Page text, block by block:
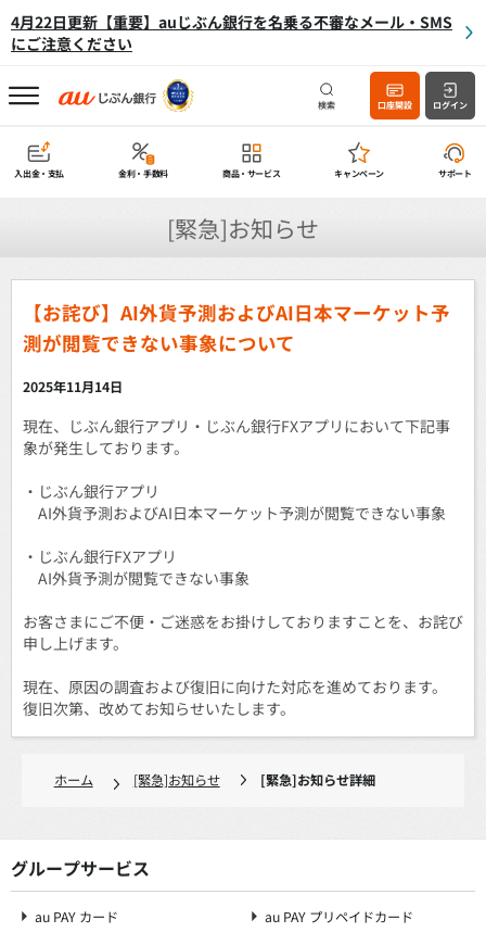
4月22日更新【重要】auじぶん銀行を名乗る不審なメール・SMS
にご注意ください
検索 口座開設 ログイン
入出金・支払 金利・手数料 商品・サービス キャンペーン サポート
[緊急]お知らせ
【お詫び】AI外貨予測およびAI日本マーケット予
測が閲覧できない事象について
2025年11月14日
現在、じぶん銀行アプリ・じぶん銀行FXアプリにおいて下記事
象が発生しております。
・じぶん銀行アプリ
AI外貨予測およびAI日本マーケット予測が閲覧できない事象
・じぶん銀行FXアプリ
AI外貨予測が閲覧できない事象
お客さまにご不便・ご迷惑をお掛けしておりますことを、お詫び
申し上げます。
現在、原因の調査および復旧に向けた対応を進めております。
復旧次第、改めてお知らせいたします。
ホーム [緊急]お知らせ [緊急]お知らせ詳細
グループサービス
au PAY カード au PAY プリペイドカード